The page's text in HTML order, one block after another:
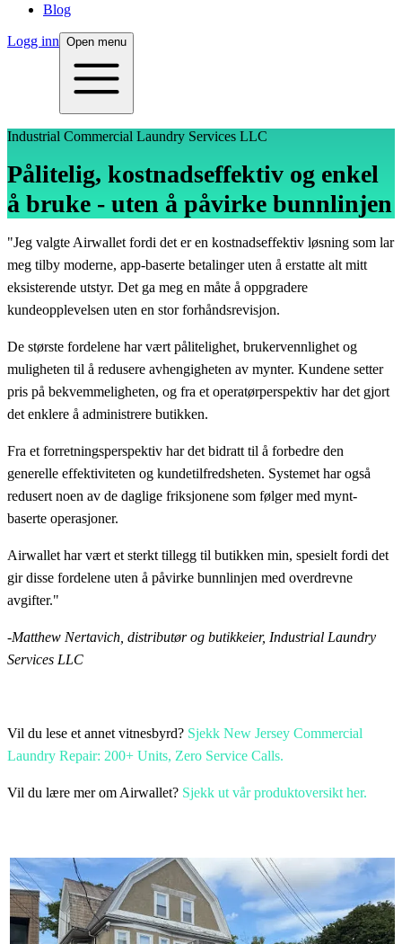
Blog
Logg inn Open menu
Industrial Commercial Laundry Services LLC
Pålitelig, kostnadseffektiv og enkel
å bruke - uten å påvirke bunnlinjen
"Jeg valgte Airwallet fordi det er en kostnadseffektiv løsning som lar
meg tilby moderne, app-baserte betalinger uten å erstatte alt mitt
eksisterende utstyr. Det ga meg en måte å oppgradere
kundeopplevelsen uten en stor forhåndsrevisjon.
De største fordelene har vært pålitelighet, brukervennlighet og
muligheten til å redusere avhengigheten av mynter. Kundene setter
pris på bekvemmeligheten, og fra et operatørperspektiv har det gjort
det enklere å administrere butikken.
Fra et forretningsperspektiv har det bidratt til å forbedre den
generelle effektiviteten og kundetilfredsheten. Systemet har også
redusert noen av de daglige friksjonene som følger med mynt-
baserte operasjoner.
Airwallet har vært et sterkt tillegg til butikken min, spesielt fordi det
gir disse fordelene uten å påvirke bunnlinjen med overdrevne
avgifter."
-Matthew Nertavich, distributør og butikkeier, Industrial Laundry
Services LLC
Vil du lese et annet vitnesbyrd? Sjekk New Jersey Commercial
Laundry Repair: 200+ Units, Zero Service Calls.
Vil du lære mer om Airwallet? Sjekk ut vår produktoversikt her.